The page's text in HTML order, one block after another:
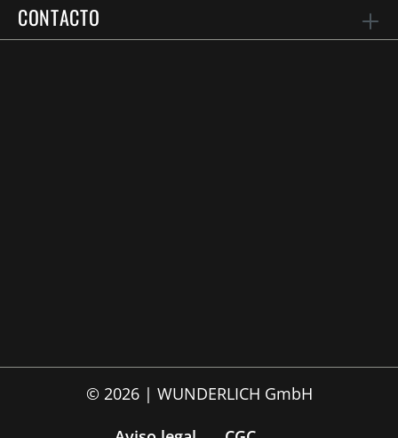
CONTACTO
© 2026 | WUNDERLICH GmbH